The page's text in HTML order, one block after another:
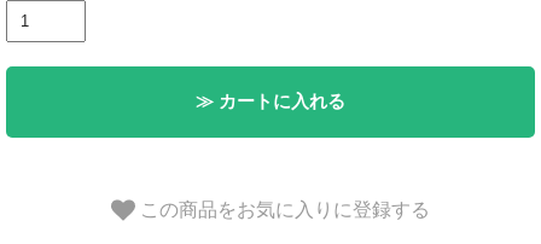
≫ カートに入れる
この商品をお気に入りに登録する